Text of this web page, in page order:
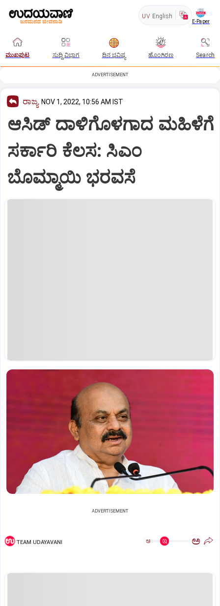
UV English
E-Paper
ಮುಖಪುಟ ಸುದ್ದಿ ವಿಭಾಗ ದಿನ ಭವಿಷ್ಯ ಹೊಂಗಿರಣ Search
ADVERTISEMENT
ರಾಜ್ಯ NOV 1, 2022, 10:56 AM IST
ಆಸಿಡ್ ದಾಳಿಗೊಳಗಾದ ಮಹಿಳೆಗೆ
ಸರ್ಕಾರಿ ಕೆಲಸ: ಸಿಎಂ
ಬೊಮ್ಮಾಯಿ ಭರವಸೆ
ADVERTISEMENT
TEAM UDAYAVANI ಅ ಅ